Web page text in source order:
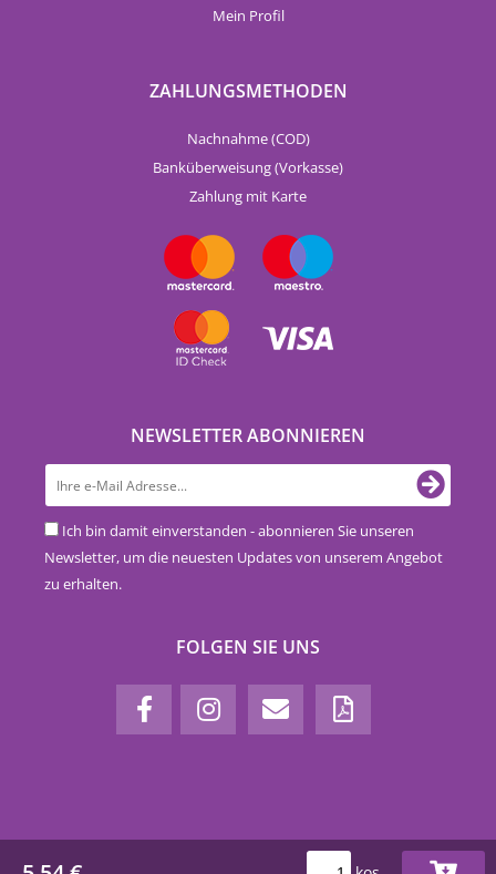
Mein Profil
ZAHLUNGSMETHODEN
Nachnahme (COD)
Banküberweisung (Vorkasse)
Zahlung mit Karte
NEWSLETTER ABONNIEREN
Ich bin damit einverstanden - abonnieren Sie unseren
Newsletter, um die neuesten Updates von unserem Angebot
zu erhalten.
FOLGEN SIE UNS